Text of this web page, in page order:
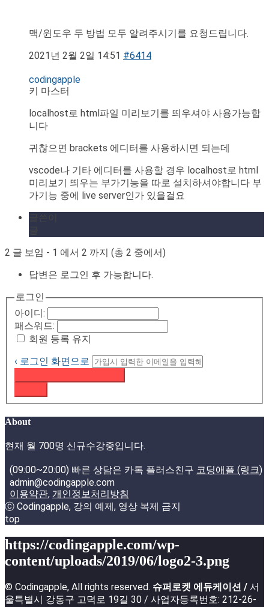
맥/윈도우 두 방법 모두 알려주시기를 요청드립니다.
2021년 2월 2일 14:51 #6414
codingapple
키 마스터
localhost로 html파일 미리보기를 띄우셔야 사용가능합
니다
귀찮으면 brackets 에디터를 사용하시면 되는데
vscode나 기타 에디터를 사용할 경우 localhost로 html
미리보기 띄우는 부가기능을 따로 설치하셔야합니다 부
가기능 중에 live server인가 있을걸요
2 글 보임 - 1 에서 2 까지 (총 2 중에서)
답변은 로그인 후 가능합니다.
로그인
아이디:
패스워드:
회원 등록 유지
‹ 로그인 화면으로
About
현재 월 700명 신규수강중입니다.
(09:00~20:00) 빠른 상담은 카톡 플러스친구 코딩애플 (링크)
admin@codingapple.com
이용약관, 개인정보처리방침
ⓒ Codingapple, 강의 예제, 영상 복제 금지
top
https://codingapple.com/wp-
content/uploads/2019/06/logo2-3.png
© Codingapple, All rights reserved. 슈퍼로켓 에듀케이션 / 서
울특별시 강동구 고덕로 19길 30 / 사업자등록번호: 212-26-